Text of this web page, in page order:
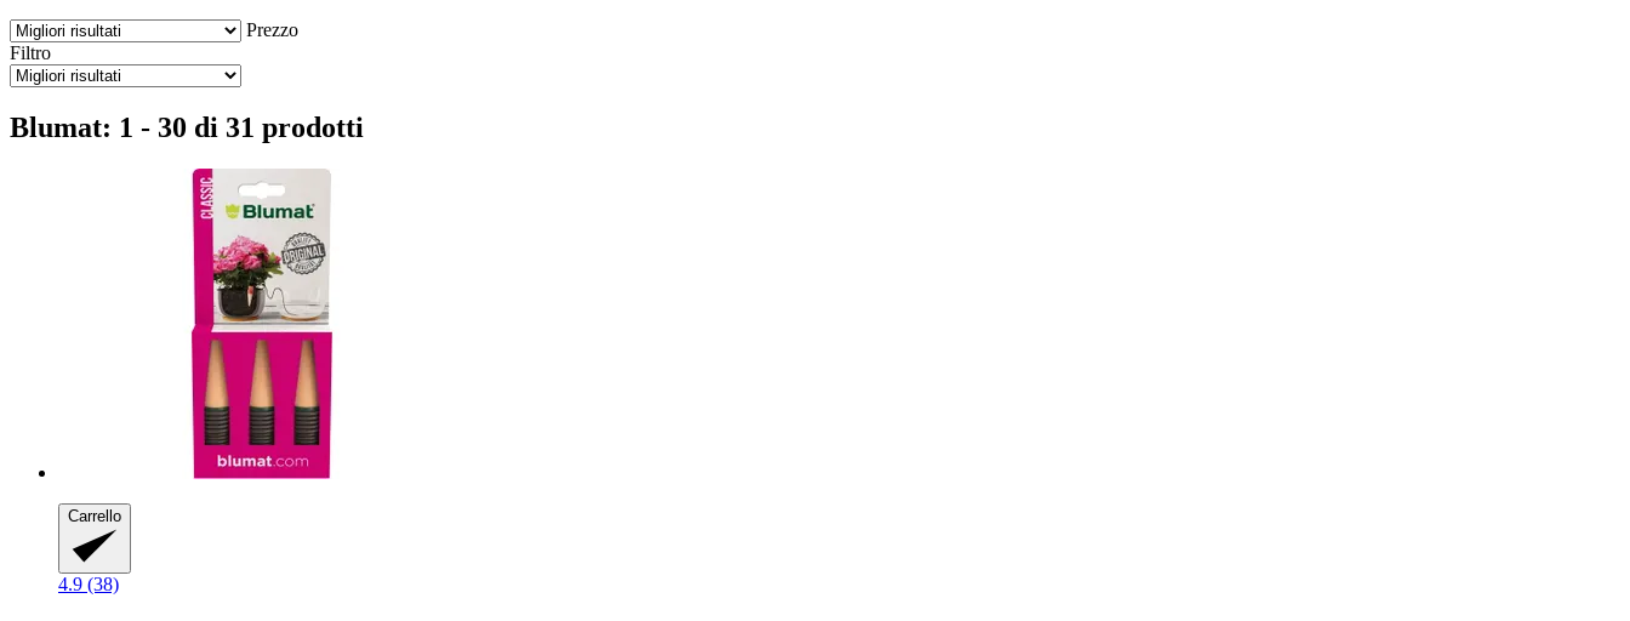
Prezzo
Filtro
Blumat: 1 - 30 di 31 prodotti
Carrello
4.9 (38)